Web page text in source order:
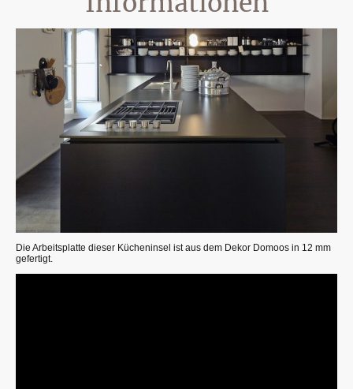
Die Arbeitsplatte dieser Kücheninsel ist aus dem Dekor Domoos in 12 mm
gefertigt.